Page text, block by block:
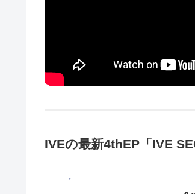
IVEの最新4thEP「IVE